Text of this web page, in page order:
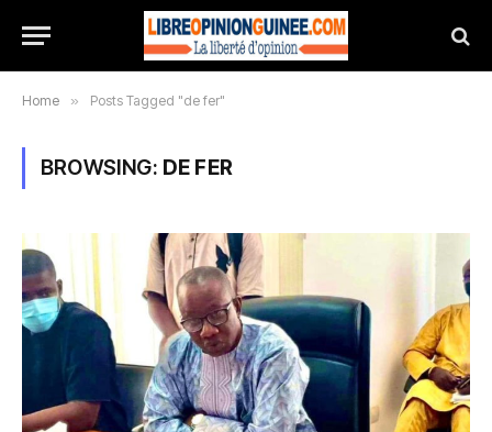
Home » Posts Tagged "de fer"
BROWSING: DE FER